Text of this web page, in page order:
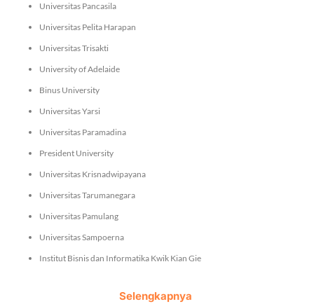
Universitas Pancasila
Universitas Pelita Harapan
Universitas Trisakti
University of Adelaide
Binus University
Universitas Yarsi
Universitas Paramadina
President University
Universitas Krisnadwipayana
Universitas Tarumanegara
Universitas Pamulang
Universitas Sampoerna
Institut Bisnis dan Informatika Kwik Kian Gie
Selengkapnya